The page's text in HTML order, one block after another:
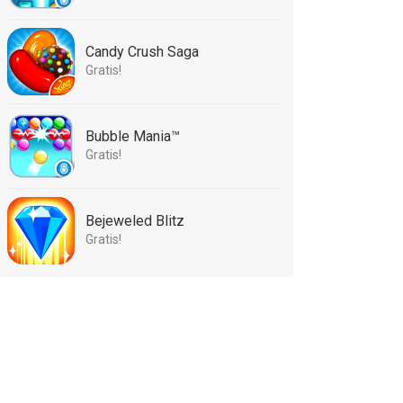
Candy Crush Saga
Gratis!
Bubble Mania™
Gratis!
Bejeweled Blitz
Gratis!